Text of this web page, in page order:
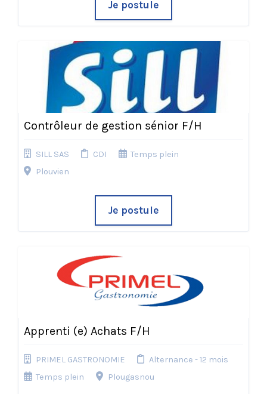
Je postule
Contrôleur de gestion sénior F/H
SILL SAS CDI
Temps plein
Plouvien
Je postule
Apprenti (e) Achats F/H
PRIMEL GASTRONOMIE
Alternance - 12 mois
Temps plein
Plougasnou